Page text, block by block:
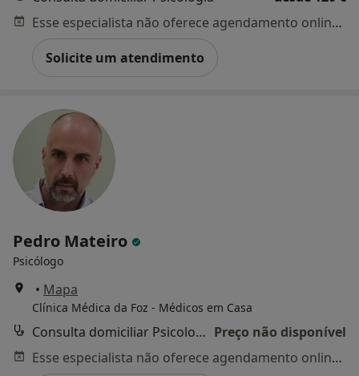
Esse especialista não oferece agendamento online para esse endereço.
Solicite um atendimento
Pedro Mateiro
Psicólogo
• Mapa
Clínica Médica da Foz - Médicos em Casa
Consulta domiciliar Psicologia Preço não disponível
Esse especialista não oferece agendamento online para esse endereço.